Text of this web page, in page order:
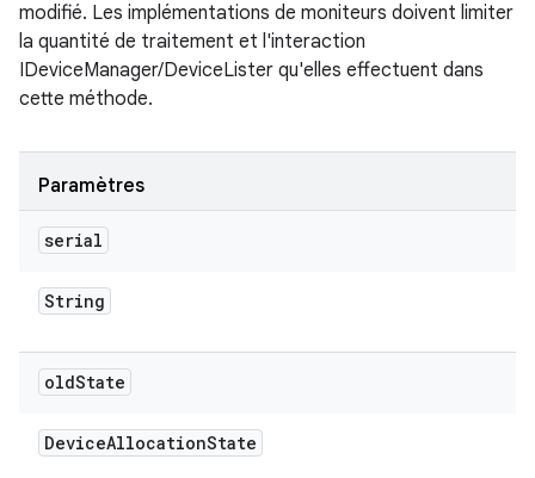
modifié. Les implémentations de moniteurs doivent limiter
la quantité de traitement et l'interaction
IDeviceManager/DeviceLister qu'elles effectuent dans
cette méthode.
Paramètres
serial
String
oldState
DeviceAllocationState